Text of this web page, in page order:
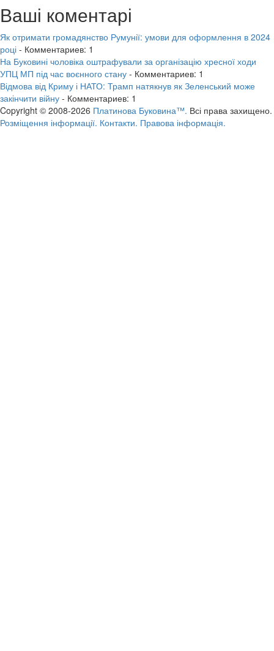
Ваші коментарі
Як отримати громадянство Румунії: умови для оформлення в 2024
році - Комментариев: 1
На Буковині чоловіка оштрафували за організацію хресної ходи
УПЦ МП під час воєнного стану - Комментариев: 1
Відмова від Криму і НАТО: Трамп натякнув як Зеленський може
закінчити війну - Комментариев: 1
Copyright © 2008-2026 Платинова Буковина™. Всі права захищено.
Розміщення інформації. Контакти. Правова інформація.